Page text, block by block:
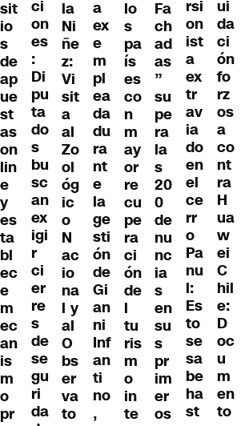
sit
io
s
de
ap
ue
st
as
on
lin
e
y
es
ta
bl
ec
e
m
ec
an
is
m
o
pr
ci
on
es
:
Di
pu
ta
do
s
bu
sc
an
ex
igi
r
ci
er
re
s
de
se
gu
ri
da
la
Ni
ñe
z:
Vi
sit
a
al
Zo
ol
óg
ic
o
N
ac
io
na
l y
al
O
bs
er
va
to
a
ex
e
m
pl
ea
da
du
ra
nt
e
la
ge
sti
ón
de
Gi
an
ni
Inf
an
ti
no
,
lo
s
pa
ís
es
co
n
m
ay
or
re
cu
pe
ra
ci
ón
de
l
tu
ris
m
o
in
te
Fa
ch
ad
as
”
su
pe
ra
la
s
20
0
de
nu
nc
ia
s
en
su
s
pr
im
er
os
rsi
on
ist
a
ex
tr
av
ia
do
en
el
ce
rr
o
Pa
nu
l:
Es
to
se
sa
be
ha
st
ui
da
ci
ón
fo
rz
os
a
co
nt
ra
H
ua
w
ei
C
hil
e:
D
oc
u
m
en
to